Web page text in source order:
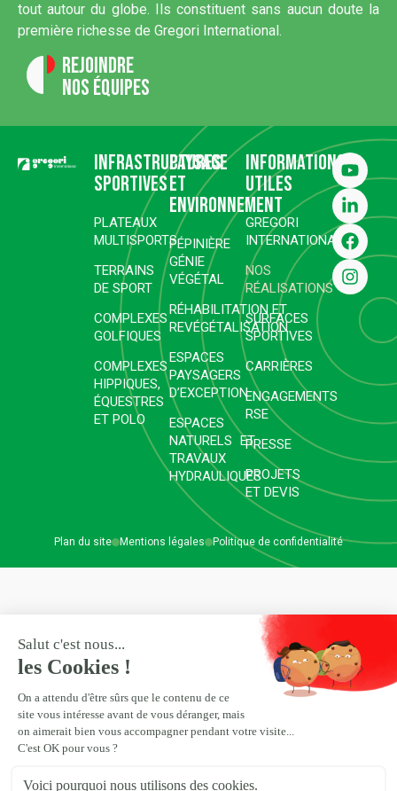
tout autour du globe. Ils constituent sans aucun doute la
première richesse de Gregori International.
Rejoindre
nos équipes
Infrastructures
sportives
PLATEAUX
MULTISPORTS
TERRAINS
DE SPORT
COMPLEXES
GOLFIQUES
COMPLEXES
HIPPIQUES,
ÉQUESTRES
ET POLO
Paysage
et
environnement
PÉPINIÈRE
GÉNIE
VÉGÉTAL
RÉHABILITATION ET
REVÉGÉTALISATION
ESPACES
PAYSAGERS
D’EXCEPTION
ESPACES
NATURELS ET
TRAVAUX
HYDRAULIQUES
Informations
utiles
GREGORI
INTERNATIONAL
NOS
RÉALISATIONS
SURFACES
SPORTIVES
CARRIÈRES
ENGAGEMENTS
RSE
PRESSE
PROJETS
ET DEVIS
Plan du site Mentions légales Politique de confidentialité